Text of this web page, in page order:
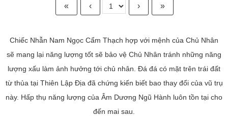
« ‹ › »
Chiếc Nhẫn Nam Ngọc Cẩm Thạch hợp với mệnh của Chủ Nhân
sẽ mang lại năng lượng tốt sẽ bảo vệ Chủ Nhân tránh những năng
lượng xấu làm ảnh hưởng tới chủ nhân. Đá đá có mặt trên trái đất
từ thủa tại Thiên Lập Địa đã chứng kiến biết bao thay đổi của vũ trụ
này. Hấp thụ năng lượng của Âm Dương Ngũ Hành luôn tồn tại cho
đến mai sau.